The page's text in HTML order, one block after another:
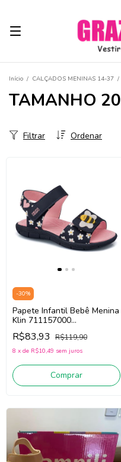
Início / CALÇADOS MENINAS 14-37 /
TAMANHO 20
Ordenar
Filtrar
-30%
Papete Infantil Bebê Menina
Klin 711157000
(Marinho/Rosa)
R$83,93 R$119,90
8 x de R$10,49 sem juros
Comprar